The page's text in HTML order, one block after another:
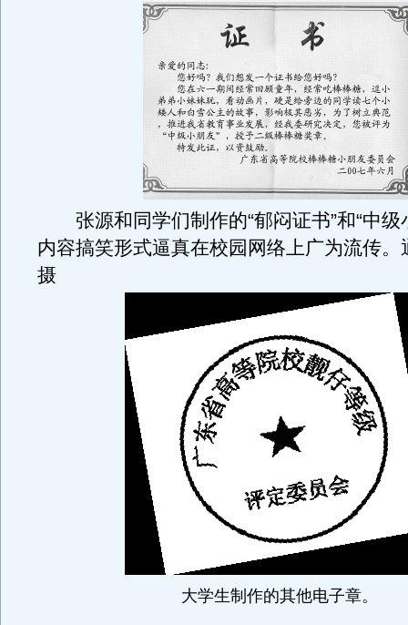
张源和同学们制作的“郁闷证书”和“中级
内容搞笑形式逼真在校园网络上广为流传。
摄
大学生制作的其他电子章。